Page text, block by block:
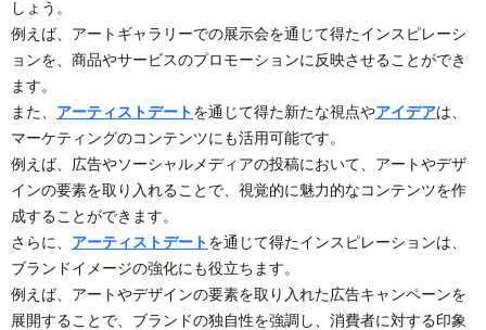
しょう。
例えば、アートギャラリーでの展示会を通じて得たインスピレーシ
ョンを、商品やサービスのプロモーションに反映させることができ
ます。
また、 アーティストデートを通じて得た新たな視点やアイデアは、
マーケティングのコンテンツにも活用可能です。
例えば、広告やソーシャルメディアの投稿において、アートやデザ
インの要素を取り入れることで、視覚的に魅力的なコンテンツを作
成することができます。
さらに、 アーティストデートを通じて得たインスピレーションは、
ブランドイメージの強化にも役立ちます。
例えば、アートやデザインの要素を取り入れた広告キャンペーンを
展開することで、ブランドの独自性を強調し、消費者に対する印象